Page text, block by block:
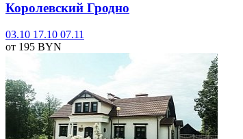
Королевский Гродно
03.10 17.10 07.11
от 195 BYN